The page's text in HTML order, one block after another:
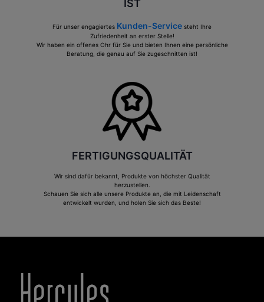
IST
Für unser engagiertes Kunden-Service steht Ihre
Zufriedenheit an erster Stelle!
Wir haben ein offenes Ohr für Sie und bieten Ihnen eine persönliche
Beratung, die genau auf Sie zugeschnitten ist!
FERTIGUNGSQUALITÄT
Wir sind dafür bekannt, Produkte von höchster Qualität
herzustellen.
Schauen Sie sich alle unsere Produkte an, die mit Leidenschaft
entwickelt wurden, und holen Sie sich das Beste!